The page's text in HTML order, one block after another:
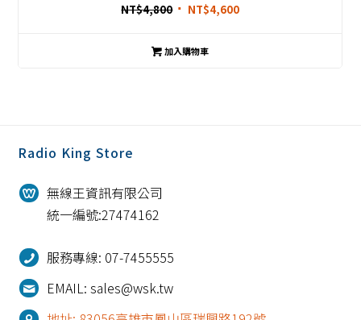
NT$4,800 NT$4,600
加入購物車
Radio King Store
無線王資訊有限公司
統一編號:27474162
服務專線: 07-7455555
EMAIL: sales@wsk.tw